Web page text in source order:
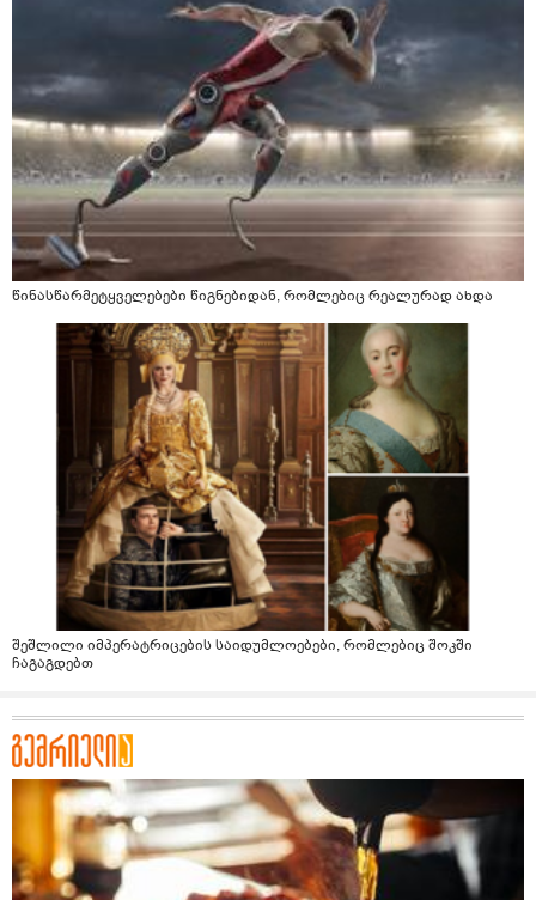
წინასწარმეტყველებები წიგნებიდან, რომლებიც რეალურად ახდა
შეშლილი იმპერატრიცების საიდუმლოებები, რომლებიც შოკში
ჩაგაგდებთ